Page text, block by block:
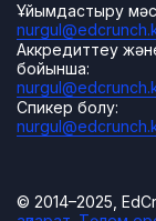
Ұйымдастыру
Аккредиттеу
бойынша:
Спикер болу:
© 2014–2025,